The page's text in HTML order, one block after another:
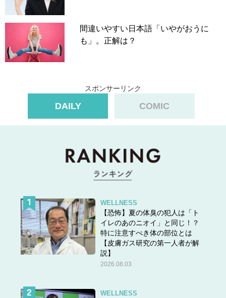
間違いやすい日本語「いやがおうに
も」。正解は？
スポンサーリンク
DAILY COMIC
WELLNESS
【恐怖】夏の体臭の犯人は「ト
イレのあのニオイ」と同じ！？
特に注意すべき体の部位とは
【皮膚ガス研究の第一人者が解
説】
2026.08.03
WELLNESS